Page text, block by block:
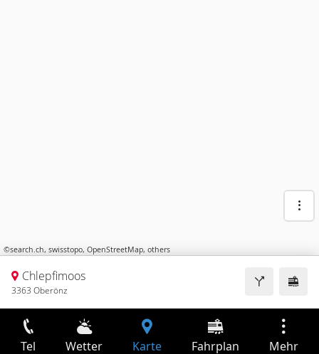
©search.ch, swisstopo, OpenStreetMap, others
Chlepfimoos
3363 Oberönz
Tel Wetter Karte Fahrplan Mehr